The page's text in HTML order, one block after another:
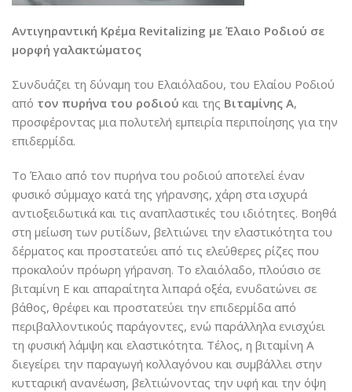
Αντιγηραντική Κρέμα Revitalizing με Έλαιο Ροδιού σε
μορφή γαλακτώματος
Συνδυάζει τη δύναμη του Ελαιόλαδου, του Ελαίου Ροδιού
από τον πυρήνα του ροδιού και της Βιταμίνης Α,
προσφέροντας μια πολυτελή εμπειρία περιποίησης για την
επιδερμίδα.
Το Έλαιο από τον πυρήνα του ροδιού αποτελεί έναν
φυσικό σύμμαχο κατά της γήρανσης, χάρη στα ισχυρά
αντιοξειδωτικά και τις αναπλαστικές του ιδιότητες. Βοηθά
στη μείωση των ρυτίδων, βελτιώνει την ελαστικότητα του
δέρματος και προστατεύει από τις ελεύθερες ρίζες που
προκαλούν πρόωρη γήρανση. Το ελαιόλαδο, πλούσιο σε
βιταμίνη Ε και απαραίτητα λιπαρά οξέα, ενυδατώνει σε
βάθος, θρέφει και προστατεύει την επιδερμίδα από
περιβαλλοντικούς παράγοντες, ενώ παράλληλα ενισχύει
τη φυσική λάμψη και ελαστικότητα. Τέλος, η βιταμίνη Α
διεγείρει την παραγωγή κολλαγόνου και συμβάλλει στην
κυτταρική ανανέωση, βελτιώνοντας την υφή και την όψη